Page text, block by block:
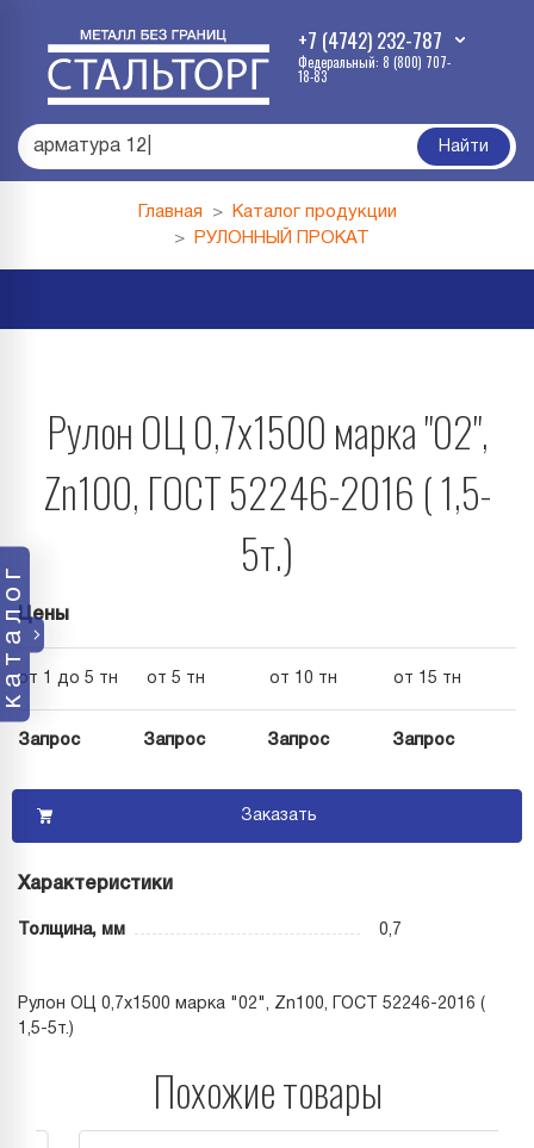
+7 (4742) 232-787
Федеральный: 8 (800) 707-
18-83
арматур| Найти
каталог
Главная
Каталог продукции
РУЛОННЫЙ ПРОКАТ
Рулон ОЦ 0,7х1500 марка "02",
Zn100, ГОСТ 52246-2016 ( 1,5-
5т.)
Цены
от 1 до 5 тн от 5 тн от 10 тн от 15 тн
Запрос Запрос Запрос Запрос
Заказать
Характеристики
Толщина, мм 0,7
Рулон ОЦ 0,7х1500 марка "02", Zn100, ГОСТ 52246-2016 (
1,5-5т.)
Похожие товары